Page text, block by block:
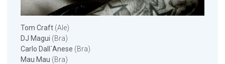
Tom Craft(Ale)
DJ Magui (Bra)
Carlo Dall´Anese (Bra)
Mau Mau (Bra)